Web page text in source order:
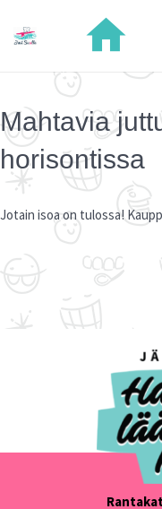
home
Mahtavia
horisontissa
Jotain isoa on tulossa!